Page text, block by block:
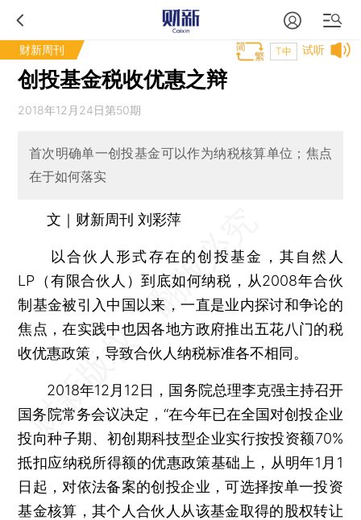
财新周刊 试听
T中
创投基金税收优惠之辩
2018年12月24日第50期
首次明确单一创投基金可以作为纳税核算单位；焦点
在于如何落实
文｜财新周刊 刘彩萍
以合伙人形式存在的创投基金，其自然人
LP（有限合伙人）到底如何纳税，从2008年合伙
制基金被引入中国以来，一直是业内探讨和争论的
焦点，在实践中也因各地方政府推出五花八门的税
收优惠政策，导致合伙人纳税标准各不相同。
2018年12月12日，国务院总理李克强主持召开
国务院常务会议决定，“在今年已在全国对创投企业
投向种子期、初创期科技型企业实行按投资额70%
抵扣应纳税所得额的优惠政策基础上，从明年1月1
日起，对依法备案的创投企业，可选择按单一投资
基金核算，其个人合伙人从该基金取得的股权转让